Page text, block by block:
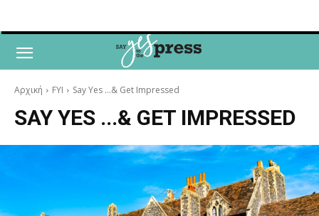
Αρχική FYI Say Yes ...& Get Impressed
SAY YES ...& GET IMPRESSED